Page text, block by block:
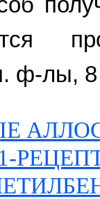
ф-лы,